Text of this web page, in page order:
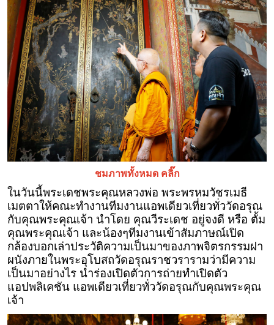
ชมภาพทั้งหมด คลิ๊ก
ในวันนี้พระเดชพระคุณหลวงพ่อ พระพรหมวัชรเมธี
เมตตาให้คณะทำงานทีมงานแอพเดียวเที่ยวทั่ววัดอรุณ
กับคุณพระคุณเจ้า นำโดย คุณวีระเดช อยู่จงดี หรือ ตั้ม
คุณพระคุณเจ้า และน้องๆทีมงานเข้าสัมภาษณ์เปิด
กล้องบอกเล่าประวัติความเป็นมาของภาพจิตรกรรมฝา
ผนังภายในพระอุโบสถวัดอรุณราชวรารามว่ามีความ
เป็นมาอย่างไร นําร่องเปิดตัวการถ่ายทำเปิดตัว
แอปพลิเคชัน แอพเดียวเที่ยวทั่ววัดอรุณกับคุณพระคุณ
เจ้า